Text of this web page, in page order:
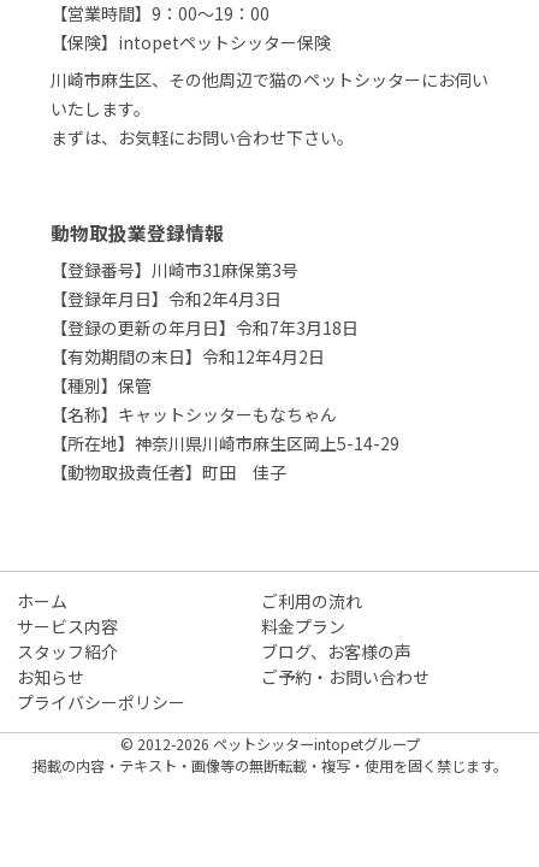
【営業時間】9：00～19：00
【保険】intopetペットシッター保険
川崎市麻生区、その他周辺で猫のペットシッターにお伺い
いたします。
まずは、お気軽にお問い合わせ下さい。
動物取扱業登録情報
【登録番号】川崎市31麻保第3号
【登録年月日】令和2年4月3日
【登録の更新の年月日】令和7年3月18日
【有効期間の末日】令和12年4月2日
【種別】保管
【名称】キャットシッターもなちゃん
【所在地】神奈川県川崎市麻生区岡上5-14-29
【動物取扱責任者】町田 佳子
ホーム
ご利用の流れ
サービス内容
料金プラン
スタッフ紹介
ブログ、お客様の声
お知らせ
ご予約・お問い合わせ
プライバシーポリシー
© 2012-2026 ペットシッターintopetグループ
掲載の内容・テキスト・画像等の無断転載・複写・使用を固く禁じます。